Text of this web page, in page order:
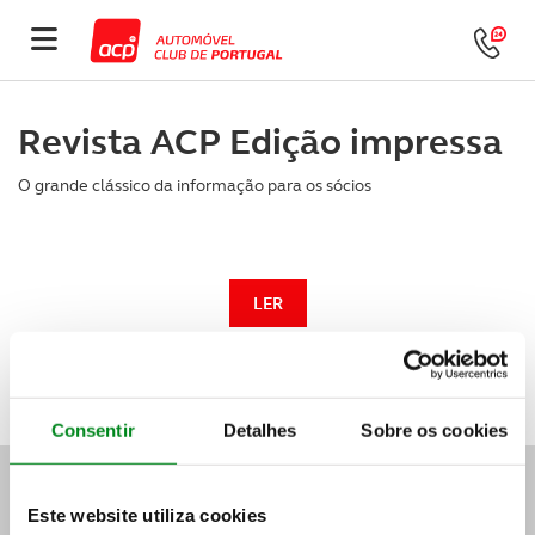
Consentir Detalhes Sobre os cookies
Este website utiliza cookies
Revista ACP Edição impressa
O grande clássico da informação para os sócios
LER